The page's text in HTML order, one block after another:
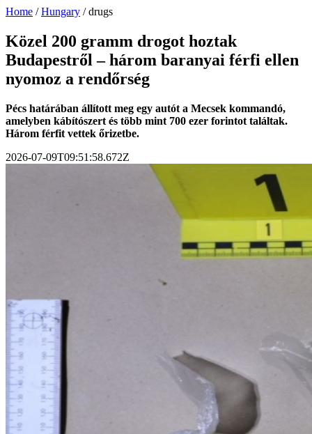
Home /Hungary /drugs
Közel 200 gramm drogot hoztak
Budapestről – három baranyai férfi ellen
nyomoz a rendőrség
Pécs határában állított meg egy autót a Mecsek kommandó,
amelyben kábítószert és több mint 700 ezer forintot találtak.
Három férfit vettek őrizetbe.
2026-07-09T09:51:58.672Z